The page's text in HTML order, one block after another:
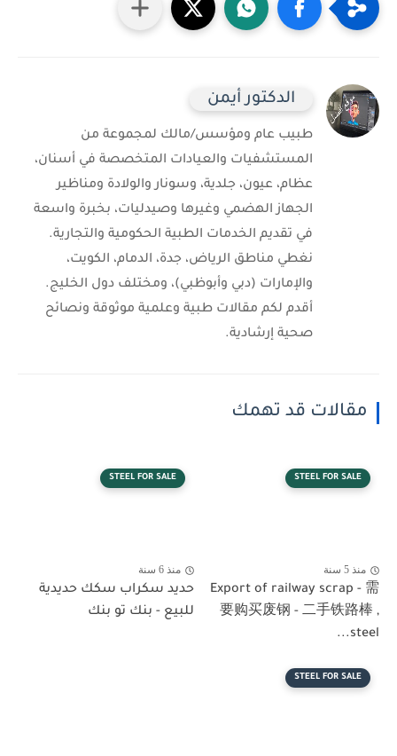
الدكتور أيمن
طبيب عام ومؤسس/مالك لمجموعة من
المستشفيات والعيادات المتخصصة في أسنان،
عظام، عيون، جلدية، وسونار والولادة ومناظير
الجهاز الهضمي وغيرها وصيدليات، بخبرة واسعة
في تقديم الخدمات الطبية الحكومية والتجارية.
نغطي مناطق الرياض، جدة، الدمام، الكويت،
والإمارات (دبي وأبوظبي)، ومختلف دول الخليج.
أقدم لكم مقالات طبية وعلمية موثوقة ونصائح
صحية إرشادية.
مقالات قد تهمك
STEEL FOR SALE
منذ 5 سنة
Export of railway scrap - 需
要购买废钢 - 二手铁路棒 ,
steel...
STEEL FOR SALE
منذ 6 سنة
حديد سكراب سكك حديدية
للبيع - بنك تو بنك
STEEL FOR SALE